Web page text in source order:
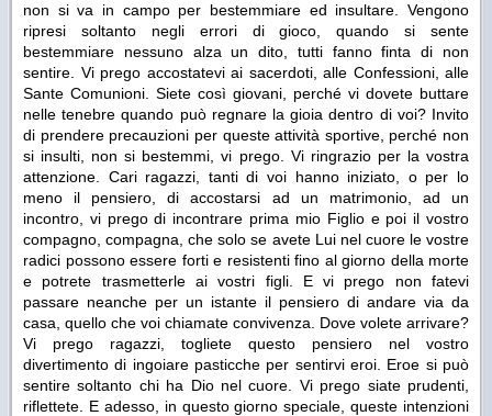
non si va in campo per bestemmiare ed insultare. Vengono
ripresi soltanto negli errori di gioco, quando si sente
bestemmiare nessuno alza un dito, tutti fanno finta di non
sentire. Vi prego accostatevi ai sacerdoti, alle Confessioni, alle
Sante Comunioni. Siete così giovani, perché vi dovete buttare
nelle tenebre quando può regnare la gioia dentro di voi? Invito
di prendere precauzioni per queste attività sportive, perché non
si insulti, non si bestemmi, vi prego. Vi ringrazio per la vostra
attenzione. Cari ragazzi, tanti di voi hanno iniziato, o per lo
meno il pensiero, di accostarsi ad un matrimonio, ad un
incontro, vi prego di incontrare prima mio Figlio e poi il vostro
compagno, compagna, che solo se avete Lui nel cuore le vostre
radici possono essere forti e resistenti fino al giorno della morte
e potrete trasmetterle ai vostri figli. E vi prego non fatevi
passare neanche per un istante il pensiero di andare via da
casa, quello che voi chiamate convivenza. Dove volete arrivare?
Vi prego ragazzi, togliete questo pensiero nel vostro
divertimento di ingoiare pasticche per sentirvi eroi. Eroe si può
sentire soltanto chi ha Dio nel cuore. Vi prego siate prudenti,
riflettete. E adesso, in questo giorno speciale, queste intenzioni